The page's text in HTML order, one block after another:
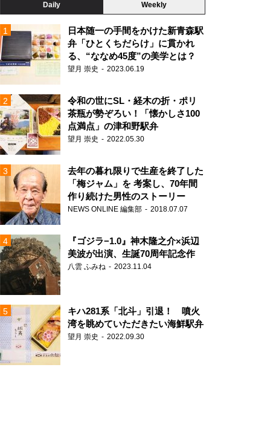
Daily Weekly
日本随一の手間をかけた新青森駅
弁「ひとくちだらけ」に貫かれ
る、“ななめ45度”の美学とは？
望月 崇史 2023.06.19
令和の世にSL・経木の折・ポリ
茶瓶が勢ぞろい！「懐かしさ100
点満点」の津和野駅弁
望月 崇史 2022.05.30
去年の暮れ限りで生産を終了した
「梅ジャム」を 考案し、70年間
作り続けた男性のストーリー
NEWS ONLINE 編集部 2018.07.07
『ゴジラ−1.0』神木隆之介×浜辺
美波が出演、生誕70周年記念作
八雲 ふみね 2023.11.04
キハ281系「北斗」引退！ 噴火
湾を眺めていただきたい海鮮駅弁
望月 崇史 2022.09.30